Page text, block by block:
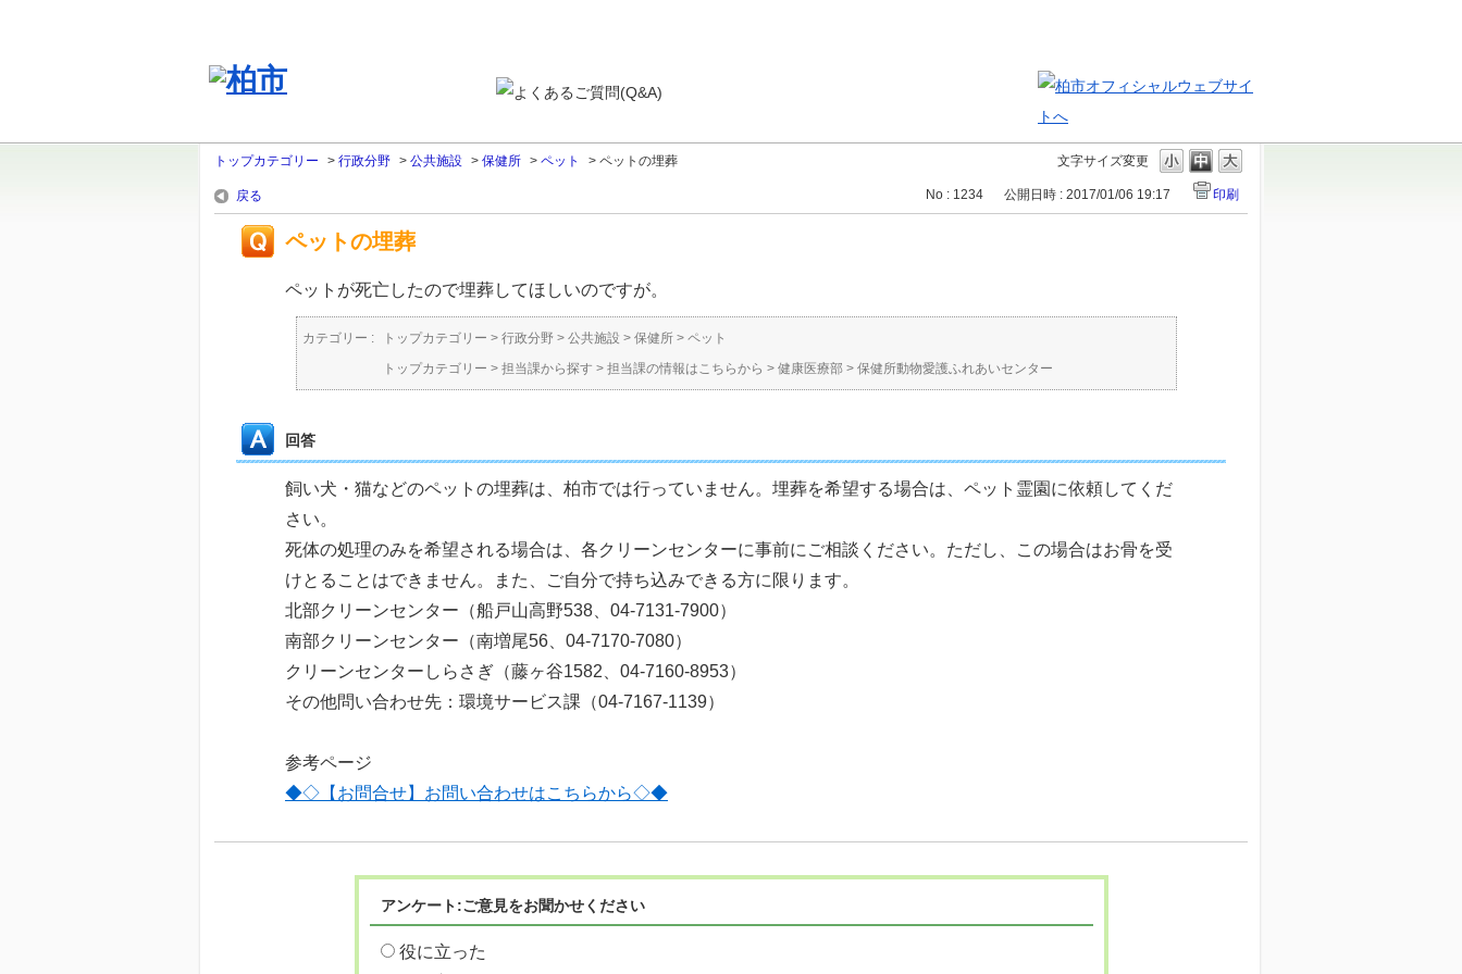
文字サイズ変更
トップカテゴリー > 行政分野 > 公共施設 > 保健所 > ペット > ペットの埋葬
戻る No : 1234 公開日時 : 2017/01/06 19:17 印刷
ペットの埋葬
ペットが死亡したので埋葬してほしいのですが。
カテゴリー : トップカテゴリー > 行政分野 > 公共施設 > 保健所 > ペット
トップカテゴリー > 担当課から探す > 担当課の情報はこちらから > 健康医療部 > 保健所動物愛護ふれあいセンター
回答
飼い犬・猫などのペットの埋葬は、柏市では行っていません。埋葬を希望する場合は、ペット霊園に依頼してくだ
さい。
死体の処理のみを希望される場合は、各クリーンセンターに事前にご相談ください。ただし、この場合はお骨を受
けとることはできません。また、ご自分で持ち込みできる方に限ります。
北部クリーンセンター（船戸山高野538、04-7131-7900）
南部クリーンセンター（南増尾56、04-7170-7080）
クリーンセンターしらさぎ（藤ヶ谷1582、04-7160-8953）
その他問い合わせ先：環境サービス課（04-7167-1139）
参考ページ
◆◇【お問合せ】お問い合わせはこちらから◇◆
アンケート:ご意見をお聞かせください
役に立った